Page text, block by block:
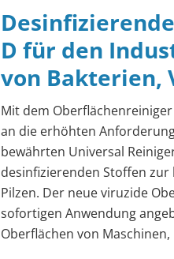
D für den
von Bakterien,
Mit dem
an die erhöhten
bewährten Universal
desinfizierenden Stoffen zur
Pilzen. Der neue viruzide
sofortigen Anwendung
Oberflächen von Maschinen,